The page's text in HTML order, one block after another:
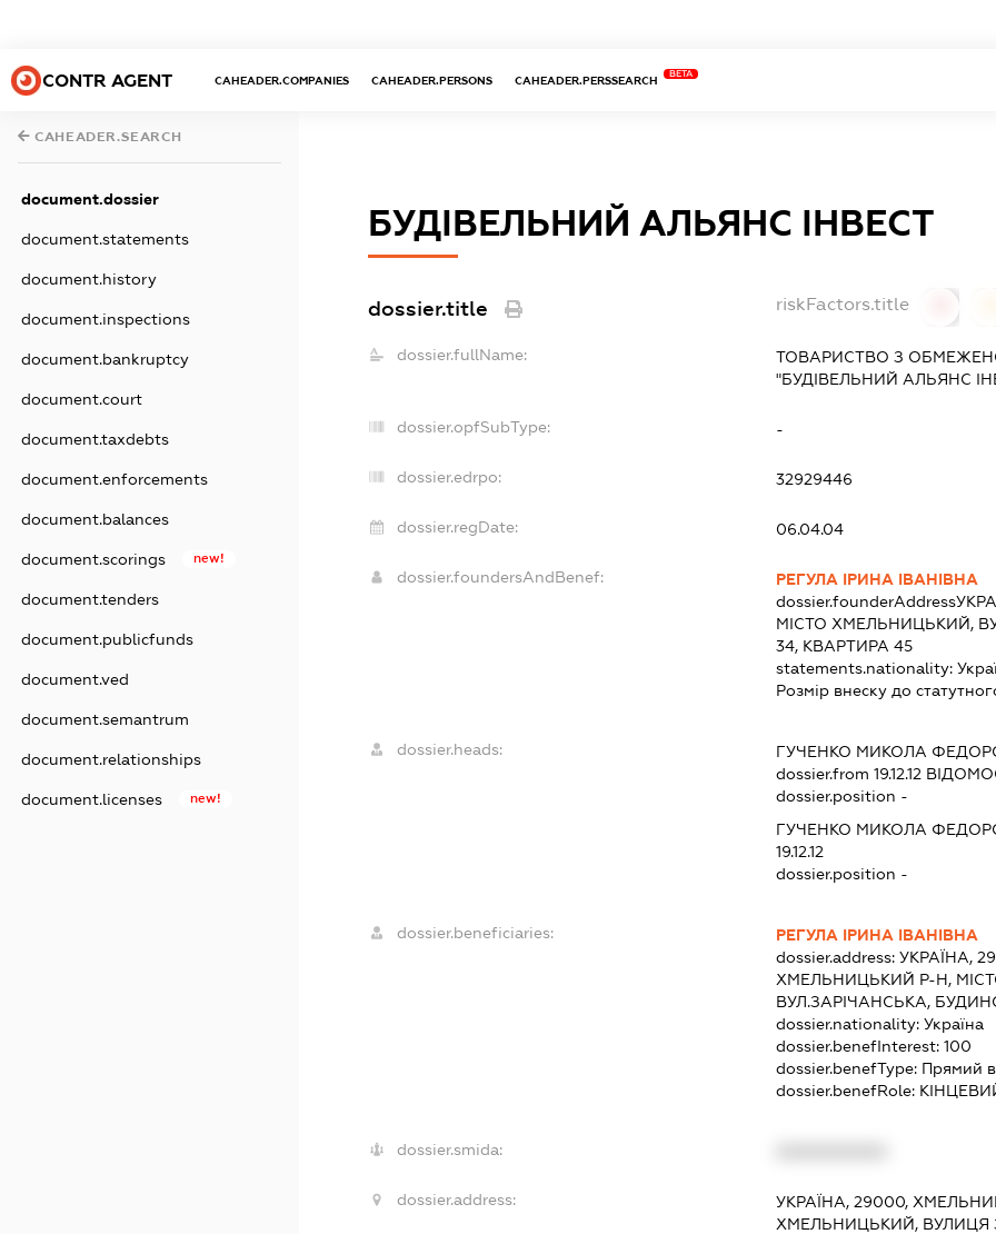
CONTR AGENT CAHEADER.COMPANIES CAHEADER.PERSONS CAHEADER.PERSSEARCH
BETA
CAHEADER.SEARCH
document.dossier
document.statements
document.history
document.inspections
document.bankruptcy
document.court
document.taxdebts
document.enforcements
document.balances
document.scorings new!
document.tenders
document.publicfunds
document.ved
document.semantrum
document.relationships
document.licenses new!
БУДІВЕЛЬНИЙ АЛЬЯНС ІНВЕСТ
dossier.title riskFactors.title
dossier.fullName:
ТОВАРИСТВО З
"БУДІВЕЛЬНИЙ АЛЬЯНС
dossier.opfSubType: -
dossier.edrpo: 32929446
dossier.regDate: 06.04.04
dossier.foundersAndBenef:
РЕГУЛА ІРИНА ІВАНІВНА
dossier.founderAddress
МІСТО ХМЕЛЬНИЦЬКИЙ,
34, КВАРТИРА 45
statements.nationality:
Розмір внеску до
dossier.heads: ГУЧЕНКО МИКОЛА
dossier.from 19.12.12
dossier.position -
ГУЧЕНКО МИКОЛА
19.12.12
dossier.position -
dossier.beneficiaries:
РЕГУЛА ІРИНА ІВАНІВНА
dossier.address:УКРАЇНА,
ХМЕЛЬНИЦЬКИЙ Р-Н,
ВУЛ.ЗАРІЧАНСЬКА,
dossier.nationality:Україна
dossier.benefInterest:100
dossier.benefType: Прямий
dossier.benefRole:
dossier.smida:
dossier.address:
УКРАЇНА, 29000,
ХМЕЛЬНИЦЬКИЙ, ВУЛИЦЯ